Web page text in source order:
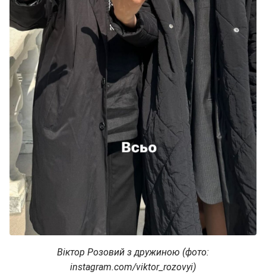
Віктор Розовий з дружиною (фото:
instagram.com/viktor_rozovyi)